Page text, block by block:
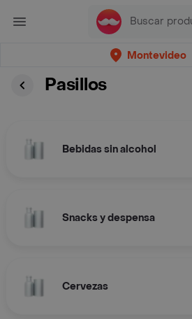
Montevideo
Pasillos
Bebidas sin alcohol
Snacks y despensa
Cervezas